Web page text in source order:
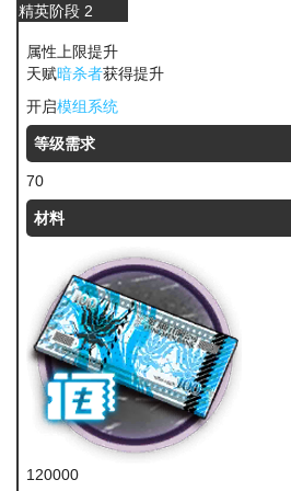
精英阶段 2
属性上限提升
天赋暗杀者获得提升
开启模组系统
等级需求
70
材料
120000